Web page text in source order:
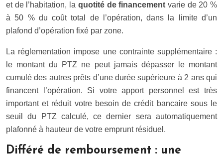
et de l’habitation, la quotité de financement varie de 20 %
à 50 % du coût total de l’opération, dans la limite d’un
plafond d’opération fixé par zone.
La réglementation impose une contrainte supplémentaire :
le montant du PTZ ne peut jamais dépasser le montant
cumulé des autres prêts d’une durée supérieure à 2 ans qui
financent l’opération. Si votre apport personnel est très
important et réduit votre besoin de crédit bancaire sous le
seuil du PTZ calculé, ce dernier sera automatiquement
plafonné à hauteur de votre emprunt résiduel.
Différé de remboursement : une